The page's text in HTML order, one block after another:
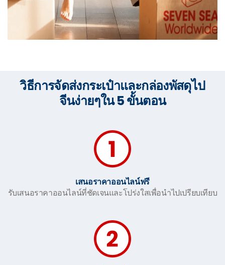
วิธีการจัดส่งกระเป๋าและกล่องพัสดุไป
จีนง่ายๆใน 5 ขั้นตอน
เสนอราคาออนไลน์ฟรี
รับเสนอราคาออนไลน์ที่ชัดเจนและโปร่งใสเพื่อนำไปเปรียบเทียบ